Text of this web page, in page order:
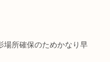
場所確保のためかなり早